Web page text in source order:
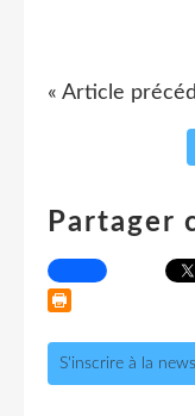
« Article
Partager
S'inscrire à la